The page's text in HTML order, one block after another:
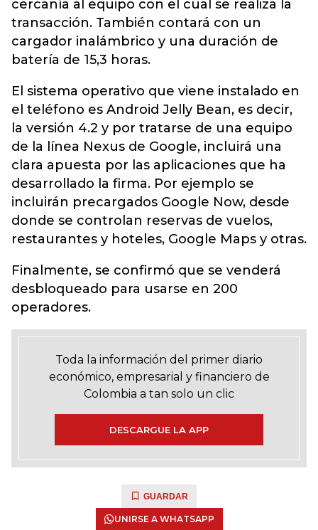
cercanía al equipo con el cual se realiza la
transacción. También contará con un
cargador inalámbrico y una duración de
batería de 15,3 horas.
El sistema operativo que viene instalado en
el teléfono es Android Jelly Bean, es decir,
la versión 4.2 y por tratarse de una equipo
de la línea Nexus de Google, incluirá una
clara apuesta por las aplicaciones que ha
desarrollado la firma. Por ejemplo se
incluirán precargados Google Now, desde
donde se controlan reservas de vuelos,
restaurantes y hoteles, Google Maps y otras.
Finalmente, se confirmó que se venderá
desbloqueado para usarse en 200
operadores.
Toda la información del primer diario
económico, empresarial y financiero de
Colombia a tan solo un clic
DESCARGUE LA APP
GUARDAR
UNIRSE A WHATSAPP